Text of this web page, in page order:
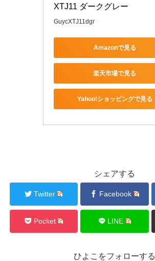
XTJ11 ダークグレー
GuycXTJ11dgr
Amazonで見る
楽天市場で見る
Yahoo!ショッピングで見る
シェアする
Twitter Facebook
Pocket LINE
ひよこをフォローする